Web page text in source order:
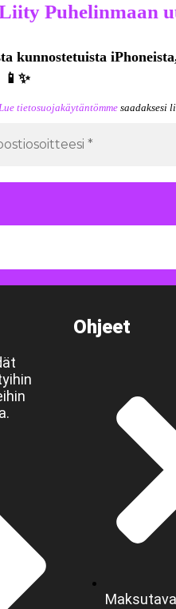
Puhelinmaan
kunnostetuista
tietosuojakäytäntömme saadaksesi
Ohjeet